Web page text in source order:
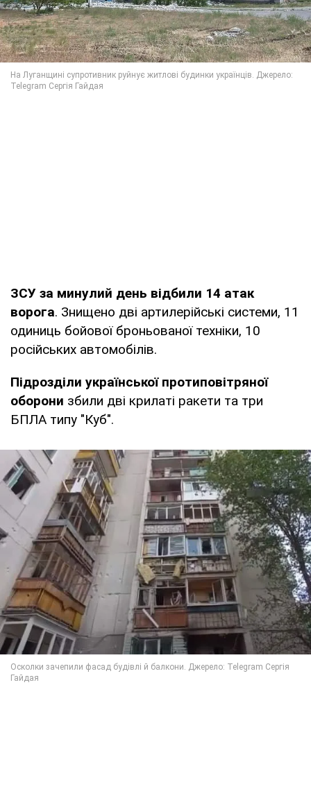
ЗСУ за минулий день відбили 14 атак
ворога. Знищено дві артилерійські системи, 11
одиниць бойової броньованої техніки, 10
російських автомобілів.
Підрозділи української протиповітряної
оборони збили дві крилаті ракети та три
БПЛА типу "Куб".